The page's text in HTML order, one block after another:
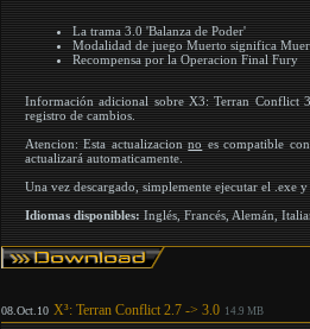
La trama 3.0 'Balanza de Poder'
Modalidad de juego Muerto significa
Recompensa por la Operacion Final Fury
Información adicional sobre X3: Terran Conflict
registro de cambios.
Atencion: Esta actualizacionno es compatible
actualizará automaticamente.
Una vez descargado, simplemente ejecutar el .exe
Idiomas disponibles: Inglés, Francés, Alemán,
08.Oct.10 X³: Terran Conflict 2.7 -> 3.0 14.9 MB